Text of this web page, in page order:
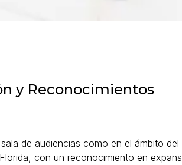
y Reconocimientos
de audiencias como en el ámbito
con un reconocimiento en